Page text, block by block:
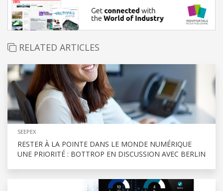
RELATED ARTICLES
SEEPEX
RESTER À LA POINTE DANS LE MONDE NUMÉRIQUE
UNE PRIORITÉ : BOTTROP EN DISCUSSION AVEC BERLIN